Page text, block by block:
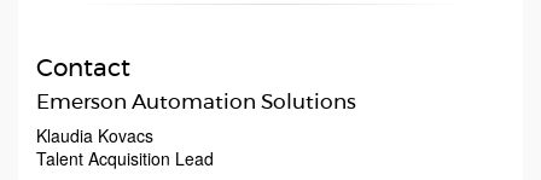
Contact
Emerson Automation Solutions
Klaudia Kovacs
Talent Acquisition Lead